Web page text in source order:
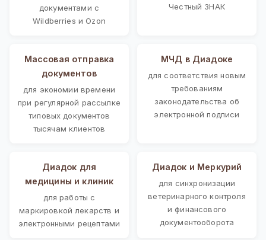
документами с
Wildberries и Ozon
Честный ЗНАК
Массовая отправка
документов
для экономии времени
при регулярной рассылке
типовых документов
тысячам клиентов
МЧД в Диадоке
для соответствия новым
требованиям
законодательства об
электронной подписи
Диадок для
медицины и клиник
для работы с
маркировкой лекарств и
электронными рецептами
Диадок и Меркурий
для синхронизации
ветеринарного контроля
и финансового
документооборота